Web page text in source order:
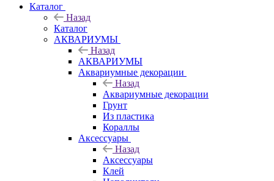
Каталог
Назад
Каталог
АКВАРИУМЫ
Назад
АКВАРИУМЫ
Аквариумные декорации
Назад
Аквариумные декорации
Грунт
Из пластика
Кораллы
Аксессуары
Назад
Аксессуары
Клей